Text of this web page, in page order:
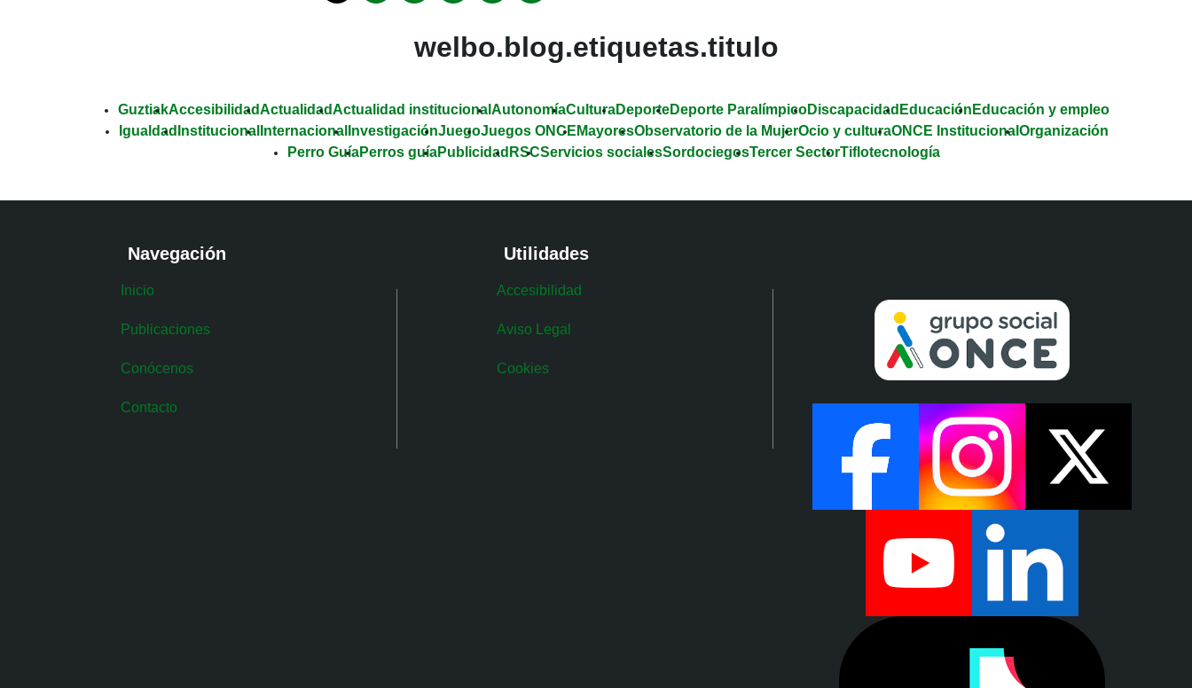
welbo.blog.etiquetas.titulo
GuztiakAccesibilidadActualidadActualidad institucional AutonomíaCulturaDeporteDeporte ParalímpicoDiscapacidad Educación Educación y empleo
Igualdad Institucional Internacional InvestigaciónJuegoJuegos ONCE MayoresObservatorio de la MujerOcio y culturaONCE Institucional Organización
Perro GuíaPerros guíaPublicidad RSCServicios socialesSordociegosTercer SectorTiflotecnología
Navegación
Inicio
Publicaciones
Conócenos
Contacto
Utilidades
Accesibilidad
Aviso Legal
Cookies